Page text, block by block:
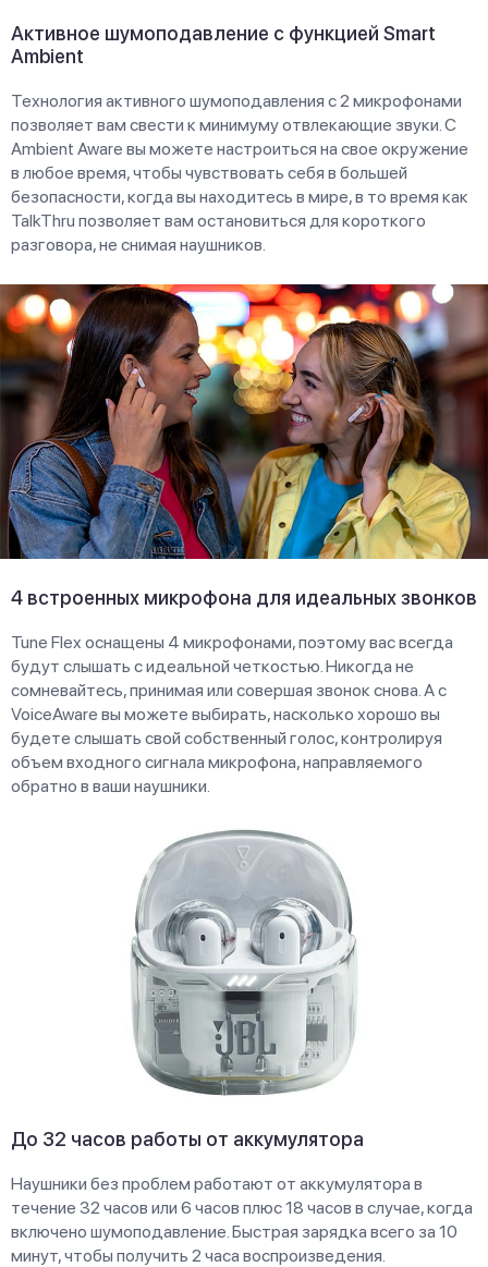
Активное шумоподавление с функцией Smart
Ambient
Технология активного шумоподавления с 2 микрофонами
позволяет вам свести к минимуму отвлекающие звуки. С
Ambient Aware вы можете настроиться на свое окружение
в любое время, чтобы чувствовать себя в большей
безопасности, когда вы находитесь в мире, в то время как
TalkThru позволяет вам остановиться для короткого
разговора, не снимая наушников.
4 встроенных микрофона для идеальных звонков
Tune Flex оснащены 4 микрофонами, поэтому вас всегда
будут слышать с идеальной четкостью. Никогда не
сомневайтесь, принимая или совершая звонок снова. А с
VoiceAware вы можете выбирать, насколько хорошо вы
будете слышать свой собственный голос, контролируя
объем входного сигнала микрофона, направляемого
обратно в ваши наушники.
До 32 часов работы от аккумулятора
Наушники без проблем работают от аккумулятора в
течение 32 часов или 6 часов плюс 18 часов в случае, когда
включено шумоподавление. Быстрая зарядка всего за 10
минут, чтобы получить 2 часа воспроизведения.